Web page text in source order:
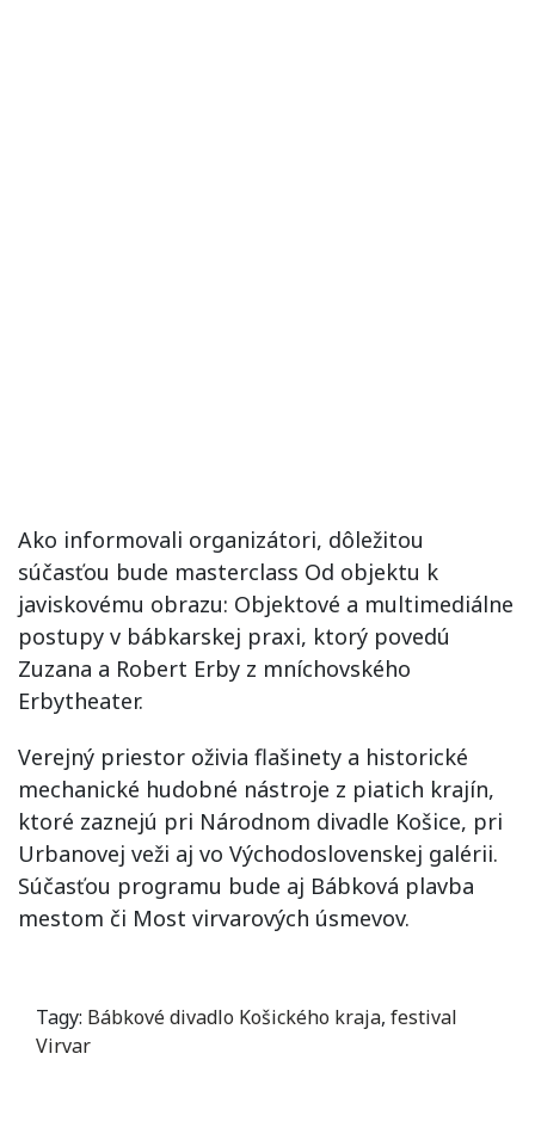
Ako informovali organizátori, dôležitou
súčasťou bude masterclass Od objektu k
javiskovému obrazu: Objektové a multimediálne
postupy v bábkarskej praxi, ktorý povedú
Zuzana a Robert Erby z mníchovského
Erbytheater.
Verejný priestor oživia flašinety a historické
mechanické hudobné nástroje z piatich krajín,
ktoré zaznejú pri Národnom divadle Košice, pri
Urbanovej veži aj vo Východoslovenskej galérii.
Súčasťou programu bude aj Bábková plavba
mestom či Most virvarových úsmevov.
Tagy: Bábkové divadlo Košického kraja, festival
Virvar